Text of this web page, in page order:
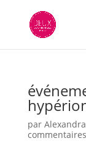
par
commentaires